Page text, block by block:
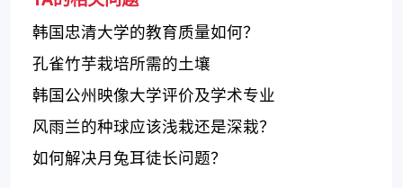
韩国忠清大学的教育质量如何？
孔雀竹芋栽培所需的土壤
韩国公州映像大学评价及学术专业
风雨兰的种球应该浅栽还是深栽？
如何解决月兔耳徒长问题？